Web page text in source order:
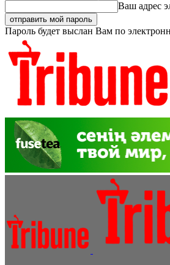
Ваш адрес
Пароль будет выслан Вам по